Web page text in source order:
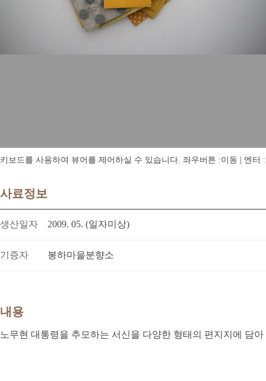
키보드를 사용하여 뷰어를 제어하실 수 있습니다. 좌우버튼 :이동 | 엔터
사료정보
생산일자 2009. 05. (일자미상)
기증자 봉하마을분향소
내용
노무현 대통령을 추모하는 서신을 다양한 형태의 편지지에 담아